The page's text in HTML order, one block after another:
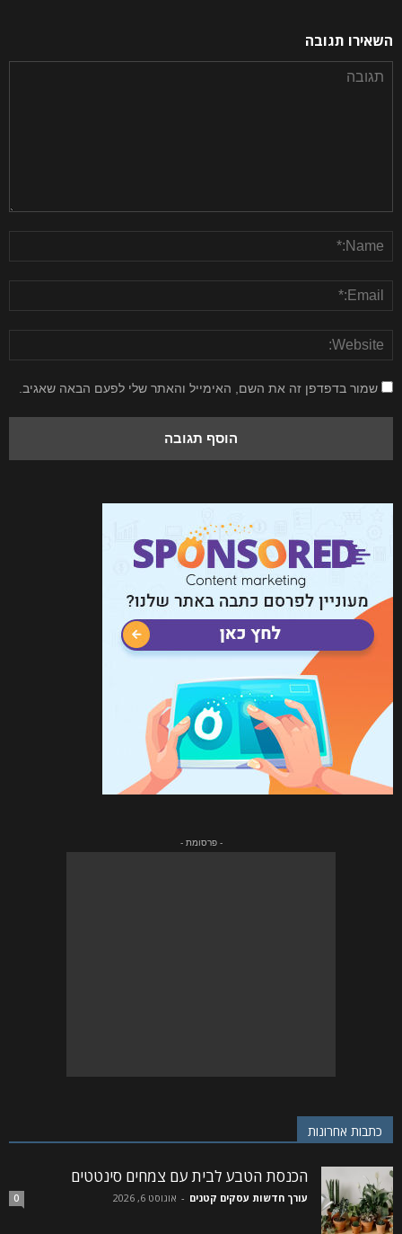
השאירו תגובה
שמור בדפדפן זה את השם, האימייל והאתר שלי לפעם הבאה שאגיב.
- פרסומת -
כתבות אחרונות
הכנסת הטבע לבית עם צמחים סינטטים
עורך חדשות עסקים קטנים - אוגוסט 6, 2026 0